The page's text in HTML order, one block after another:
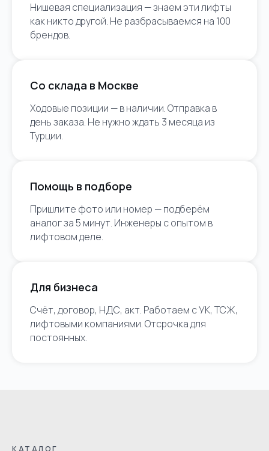
Нишевая специализация — знаем эти лифты
как никто другой. Не разбрасываемся на 100
брендов.
Со склада в Москве
Ходовые позиции — в наличии. Отправка в
день заказа. Не нужно ждать 3 месяца из
Турции.
Помощь в подборе
Пришлите фото или номер — подберём
аналог за 5 минут. Инженеры с опытом в
лифтовом деле.
Для бизнеса
Счёт, договор, НДС, акт. Работаем с УК, ТСЖ,
лифтовыми компаниями. Отсрочка для
постоянных.
КАТАЛОГ